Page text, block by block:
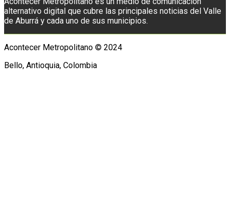
alternativo digital que cubre las principales noticias del Valle
de Aburrá y cada uno de sus municipios.
Acontecer Metropolitano © 2024
Bello, Antioquia, Colombia